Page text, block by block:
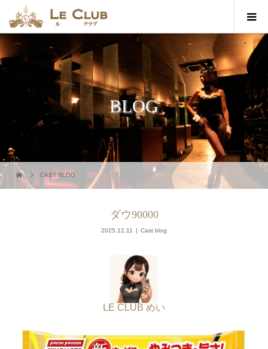
BLOG
CAST BLOG
ダウ90000
2025.12.11 Cast blog
LE CLUB めい